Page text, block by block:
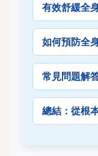
有效舒緩全
如何預防全
常見問題解
總結：從根